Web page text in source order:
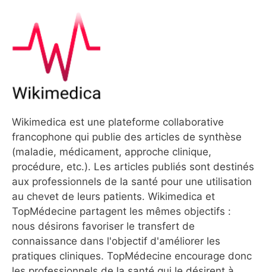
Wikimedica est une plateforme collaborative
francophone qui publie des articles de synthèse
(maladie, médicament, approche clinique,
procédure, etc.). Les articles publiés sont destinés
aux professionnels de la santé pour une utilisation
au chevet de leurs patients. Wikimedica et
TopMédecine partagent les mêmes objectifs :
nous désirons favoriser le transfert de
connaissance dans l'objectif d'améliorer les
pratiques cliniques. TopMédecine encourage donc